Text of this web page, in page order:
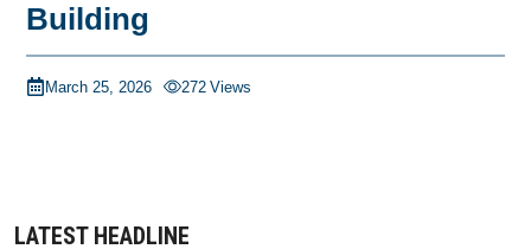
Building
March 25, 2026 272 Views
LATEST HEADLINE